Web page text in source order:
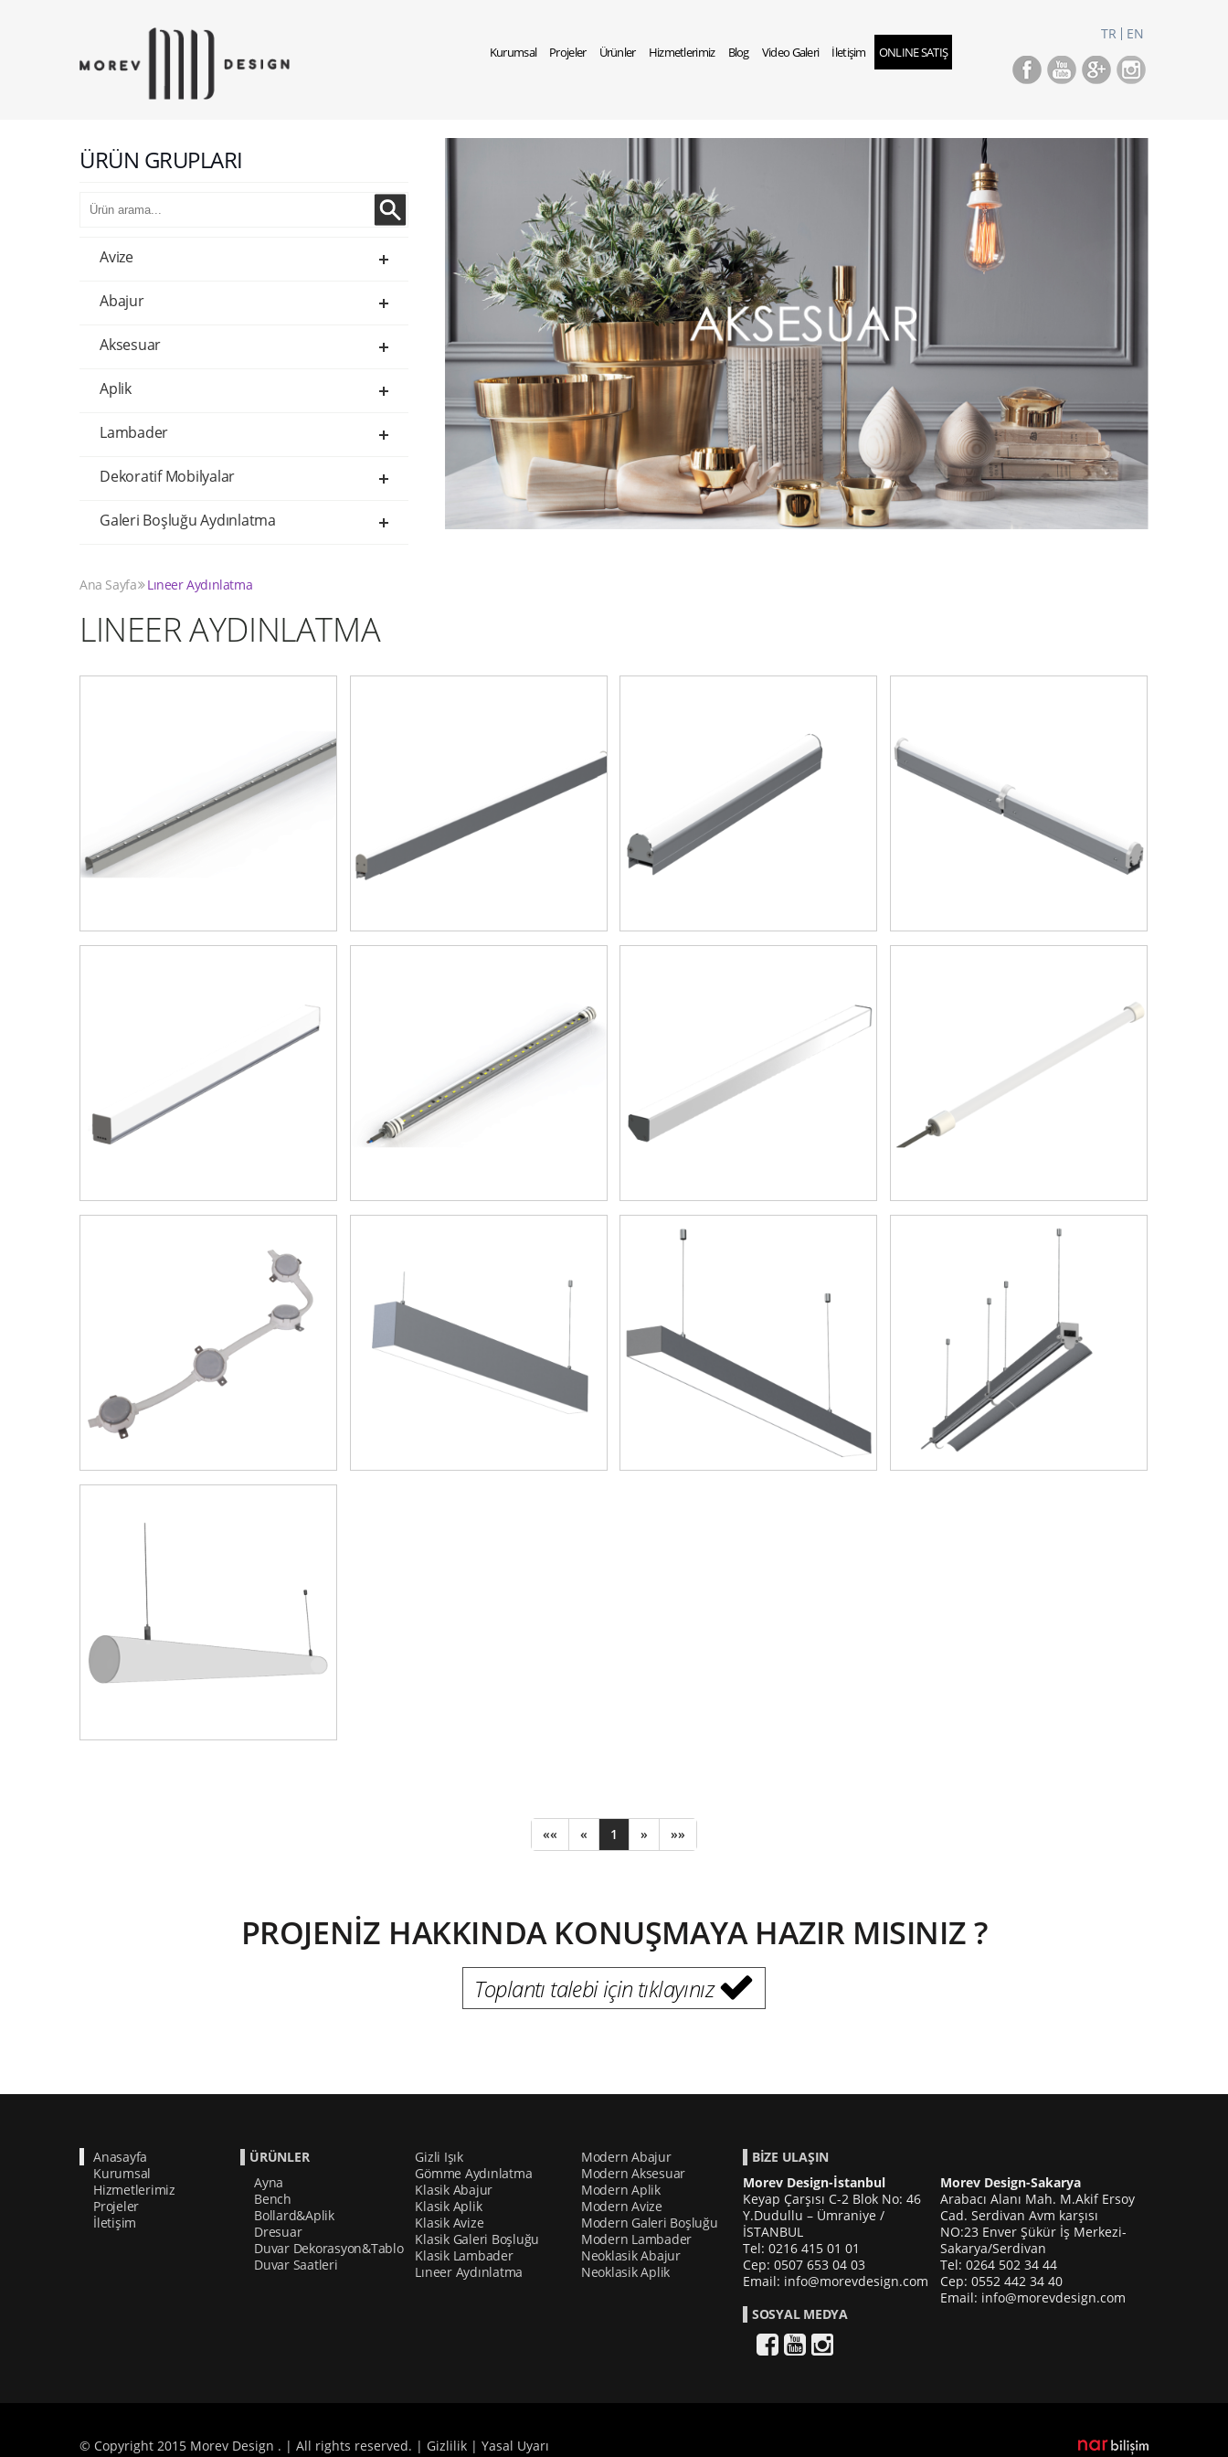
Kurumsal Projeler Ürünler Hizmetlerimiz Blog Video Galeri İletişim ONLINE SATIŞ
TR EN
ÜRÜN GRUPLARI
Avize
Abajur
Aksesuar
Aplik
Lambader
Dekoratif Mobilyalar
Galeri Boşluğu Aydınlatma
Ana Sayfa Lıneer Aydınlatma
LINEER AYDINLATMA
«« « 1 » »»
PROJENİZ HAKKINDA KONUŞMAYA HAZIR MISINIZ ?
Toplantı talebi için tıklayınız
Anasayfa
Kurumsal
Hizmetlerimiz
Projeler
İletişim
ÜRÜNLER
Ayna
Bench
Bollard&Aplik
Dresuar
Duvar Dekorasyon&Tablo
Duvar Saatleri
Gizli Işık
Gömme Aydınlatma
Klasik Abajur
Klasik Aplik
Klasik Avize
Klasik Galeri Boşluğu
Klasik Lambader
Lıneer Aydınlatma
Modern Abajur
Modern Aksesuar
Modern Aplik
Modern Avize
Modern Galeri Boşluğu
Modern Lambader
Neoklasik Abajur
Neoklasik Aplik
BİZE ULAŞIN
Morev Design-İstanbul
Keyap Çarşısı C-2 Blok No: 46
Y.Dudullu – Ümraniye /
İSTANBUL
Tel: 0216 415 01 01
Cep: 0507 653 04 03
Email: info@morevdesign.com
Morev Design-Sakarya
Arabacı Alanı Mah. M.Akif Ersoy
Cad. Serdivan Avm karşısı
NO:23 Enver Şükür İş Merkezi-
Sakarya/Serdivan
Tel: 0264 502 34 44
Cep: 0552 442 34 40
Email: info@morevdesign.com
SOSYAL MEDYA
© Copyright 2015 Morev Design . | All rights reserved. | Gizlilik | Yasal Uyarı